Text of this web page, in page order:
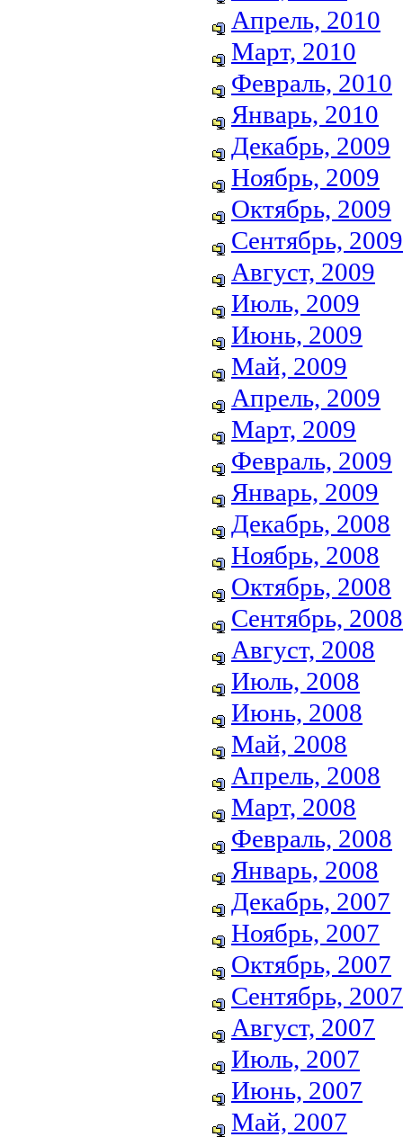
Апрель, 2010
Март, 2010
Февраль, 2010
Январь, 2010
Декабрь, 2009
Ноябрь, 2009
Октябрь, 2009
Сентябрь, 2009
Август, 2009
Июль, 2009
Июнь, 2009
Май, 2009
Апрель, 2009
Март, 2009
Февраль, 2009
Январь, 2009
Декабрь, 2008
Ноябрь, 2008
Октябрь, 2008
Сентябрь, 2008
Август, 2008
Июль, 2008
Июнь, 2008
Май, 2008
Апрель, 2008
Март, 2008
Февраль, 2008
Январь, 2008
Декабрь, 2007
Ноябрь, 2007
Октябрь, 2007
Сентябрь, 2007
Август, 2007
Июль, 2007
Июнь, 2007
Май, 2007